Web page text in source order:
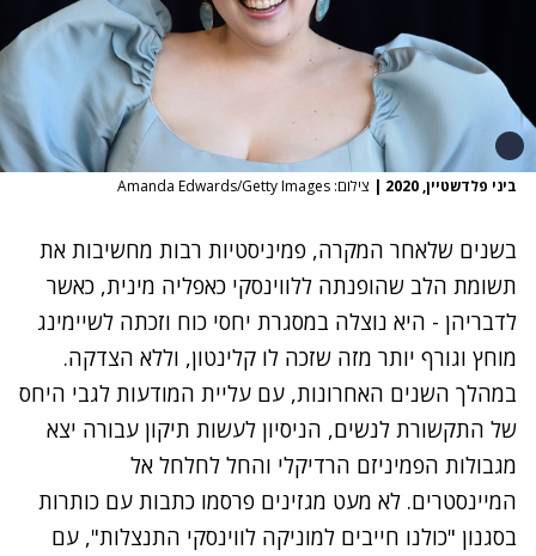
ביני פלדשטיין, 2020 | צילום: Amanda Edwards/Getty Images
בשנים שלאחר המקרה, פמיניסטיות רבות מחשיבות את
תשומת הלב שהופנתה ללווינסקי כאפליה מינית, כאשר
לדבריהן - היא נוצלה במסגרת יחסי כוח וזכתה לשיימינג
מוחץ וגורף יותר מזה שזכה לו קלינטון, וללא הצדקה.
במהלך השנים האחרונות, עם עליית המודעות לגבי היחס
של התקשורת לנשים, הניסיון לעשות תיקון עבורה יצא
מגבולות הפמיניזם הרדיקלי והחל לחלחל אל
המיינסטרים. לא מעט מגזינים פרסמו כתבות עם כותרות
בסגנון "כולנו חייבים למוניקה לווינסקי התנצלות", עם